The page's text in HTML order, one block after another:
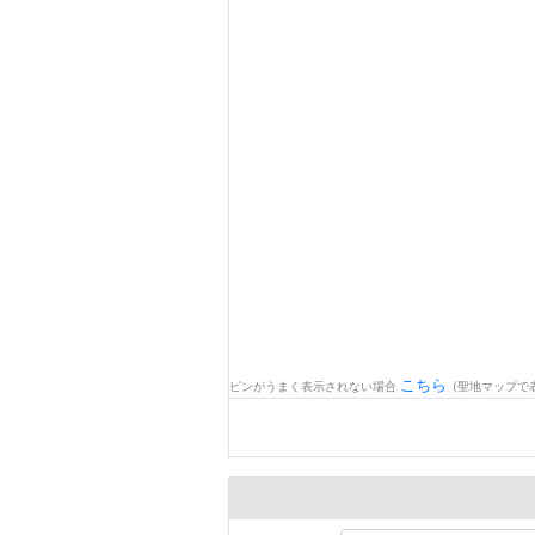
ピンがうまく表示されない場合 こちら (聖地マップで